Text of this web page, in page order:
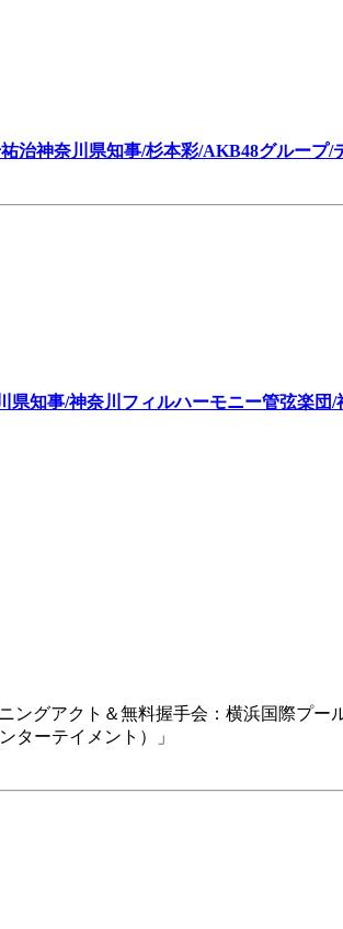
神奈川県知事/杉本彩/AKB48グループ
知事/神奈川フィルハーモニー管弦楽
ングアクト＆無料握手会：横浜国際プー
ターテイメント）」